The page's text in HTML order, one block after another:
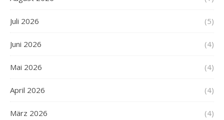
Juli 2026 (5)
Juni 2026 (4)
Mai 2026 (4)
April 2026 (4)
März 2026 (4)